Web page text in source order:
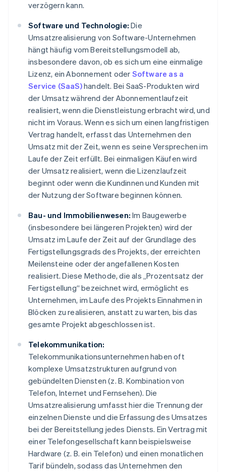
verzögern kann.
Software und Technologie: Die
Umsatzrealisierung von Software-Unternehmen
hängt häufig vom Bereitstellungsmodell ab,
insbesondere davon, ob es sich um eine einmalige
Lizenz, ein Abonnement oder Software as a
Service (SaaS)handelt. Bei SaaS-Produkten wird
der Umsatz während der Abonnementlaufzeit
realisiert, wenn die Dienstleistung erbracht wird, und
nicht im Voraus. Wenn es sich um einen langfristigen
Vertrag handelt, erfasst das Unternehmen den
Umsatz mit der Zeit, wenn es seine Versprechen im
Laufe der Zeit erfüllt. Bei einmaligen Käufen wird
der Umsatz realisiert, wenn die Lizenzlaufzeit
beginnt oder wenn die Kundinnen und Kunden mit
der Nutzung der Software beginnen können.
Bau- und Immobilienwesen: Im Baugewerbe
(insbesondere bei längeren Projekten) wird der
Umsatz im Laufe der Zeit auf der Grundlage des
Fertigstellungsgrads des Projekts, der erreichten
Meilensteine oder der angefallenen Kosten
realisiert. Diese Methode, die als „Prozentsatz der
Fertigstellung“ bezeichnet wird, ermöglicht es
Unternehmen, im Laufe des Projekts Einnahmen in
Blöcken zu realisieren, anstatt zu warten, bis das
gesamte Projekt abgeschlossen ist.
Telekommunikation:
Telekommunikationsunternehmen haben oft
komplexe Umsatzstrukturen aufgrund von
gebündelten Diensten (z. B. Kombination von
Telefon, Internet und Fernsehen). Die
Umsatzrealisierung umfasst hier die Trennung der
einzelnen Dienste und die Erfassung des Umsatzes
bei der Bereitstellung jedes Diensts. Ein Vertrag mit
einer Telefongesellschaft kann beispielsweise
Hardware (z. B. ein Telefon) und einen monatlichen
Tarif bündeln, sodass das Unternehmen den